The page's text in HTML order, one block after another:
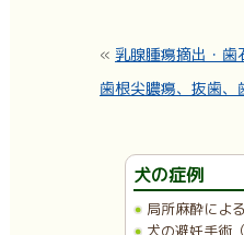
« 乳腺腫瘍摘出・歯
歯根尖膿瘍、抜歯、
犬の症例
局所麻酔によ